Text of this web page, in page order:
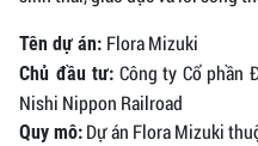
Tên dự án: Flora Mizuki
Chủ đầu tư: Công ty Cổ phần
Nishi Nippon Railroad
Quy mô: Dự án Flora Mizuki